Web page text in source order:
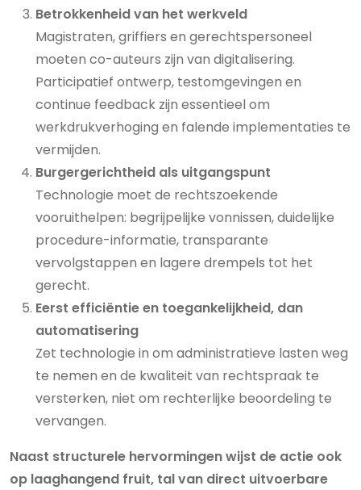
Betrokkenheid van het werkveld
Magistraten, griffiers en gerechtspersoneel
moeten co-auteurs zijn van digitalisering.
Participatief ontwerp, testomgevingen en
continue feedback zijn essentieel om
werkdrukverhoging en falende implementaties te
vermijden.
Burgergerichtheid als uitgangspunt
Technologie moet de rechtszoekende
vooruithelpen: begrijpelijke vonnissen, duidelijke
procedure-informatie, transparante
vervolgstappen en lagere drempels tot het
gerecht.
Eerst efficiëntie en toegankelijkheid, dan
automatisering
Zet technologie in om administratieve lasten weg
te nemen en de kwaliteit van rechtspraak te
versterken, niet om rechterlijke beoordeling te
vervangen.
Naast structurele hervormingen wijst de actie ook
op laaghangend fruit, tal van direct uitvoerbare